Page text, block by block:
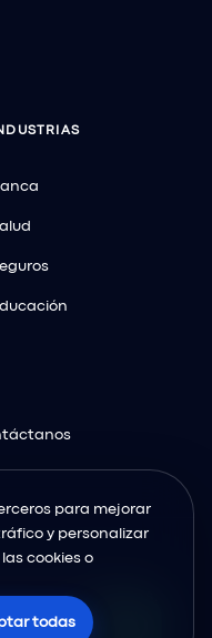
RESERVADOS.
AVISO LEGAL
COOKIES
para mejorar
y personalizar
cookies o
todas